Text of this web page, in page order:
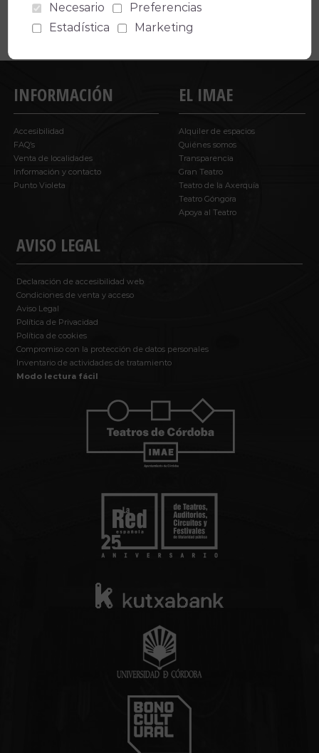
INFORMACIÓN
Accesibilidad
FAQ’s
Venta de localidades
Información y contacto
Punto Violeta
AVISO LEGAL
Declaración de accesibilidad web
Condiciones de venta y acceso
Aviso Legal
Política de Privacidad
Política de cookies
Compromiso con la protección de datos personales
Inventario de actividades de tratamiento
Modo lectura fácil
EL IMAE
Alquiler de espacios
Quiénes somos
Transparencia
Gran Teatro
Teatro de la Axerquía
Teatro Góngora
Apoya al Teatro
Necesario
Preferencias
Estadística
Marketing